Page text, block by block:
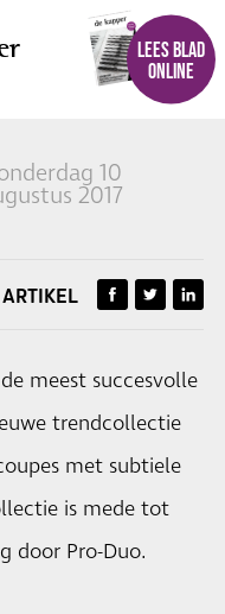
LEES BLAD
ONLINE
DE RIDDER
10
2017
meest succesvolle
trendcollectie
met subtiele
is mede tot
door Pro-Duo.